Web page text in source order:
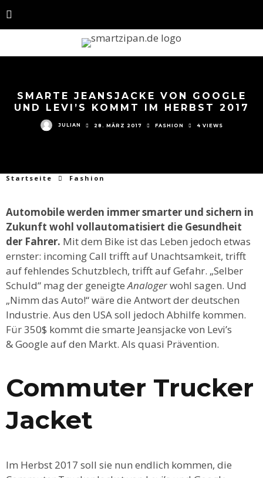
SMARTE JEANSJACKE VON GOOGLE
UND LEVI’S KOMMT IM HERBST 2017
JULIAN 28. MÄRZ 2017 FASHION 4 VIEWS
Startseite Fashion
Automobile werden immer smarter und sichern in
Zukunft wohl vollautomatisiert die Gesundheit
der Fahrer. Mit dem Bike ist das Leben jedoch etwas
ernster: incoming Call trifft auf Unachtsamkeit, trifft
auf fehlendes Schutzblech, trifft auf Gefahr. „Selber
Schuld“ mag der geneigteAnalogerwohl sagen. Und
„Nimm das Auto!“ wäre die Antwort der deutschen
Industrie. Aus den USA soll jedoch Abhilfe kommen.
Für 350$ kommt die smarte Jeansjacke von Levi’s
& Google auf den Markt. Als quasi Prävention.
Commuter Trucker
Jacket
Im Herbst 2017 soll sie nun endlich kommen, die